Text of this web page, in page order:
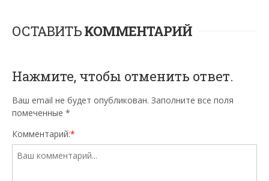
ОСТАВИТЬКОММЕНТАРИЙ
Нажмите, чтобы отменить ответ.
Ваш email не будет опубликован. Заполните все поля
помеченные *
Комментарий:*